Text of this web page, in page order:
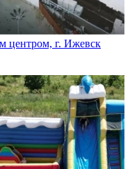
центром, г. Ижевск